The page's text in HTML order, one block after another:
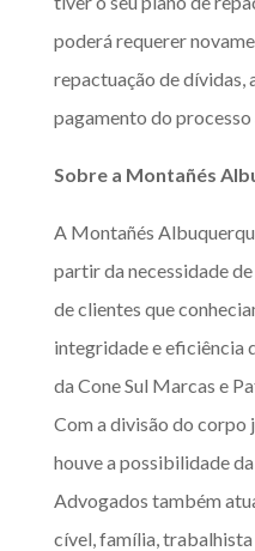
poderá requerer
repactuação de dívidas,
pagamento do
Sobre a Montañés
A Montañés
partir da necessidade
de clientes que
integridade e eficiência
da Cone Sul Marcas e
Com a divisão do corpo
houve a possibilidade
Advogados também
cível, família, trabalhista